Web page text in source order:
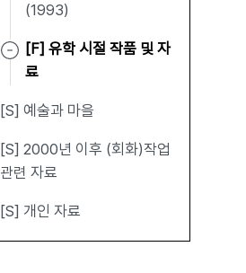
(1993)
[F] 유학 시절 작품 및 자
료
[S] 예술과 마을
[S] 2000년 이후 (회화)작업
관련 자료
[S] 개인 자료